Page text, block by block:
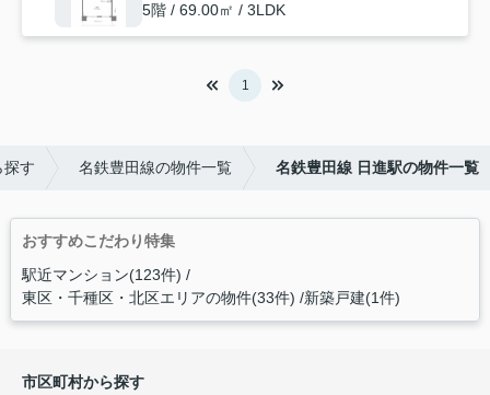
5階 / 69.00㎡ / 3LDK
1
探す 名鉄豊田線の物件一覧 名鉄豊田線 日進駅の物件一覧
おすすめこだわり特集
駅近マンション(123件)
東区・千種区・北区エリアの物件(33件) 新築戸建(1件)
市区町村から探す